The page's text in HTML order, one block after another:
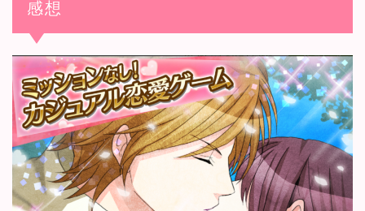
感想